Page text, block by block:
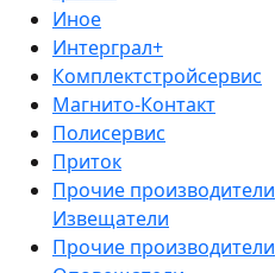
Иное
Интерграл+
Комплектстройсервис
Магнито-Контакт
Полисервис
Приток
Прочие производители
Извещатели
Прочие производители